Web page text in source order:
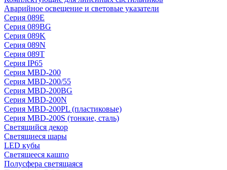
Аварийное освещение и световые указатели
Серия 089E
Серия 089BG
Серия 089K
Серия 089N
Серия 089T
Серия IP65
Серия MBD-200
Серия MBD-200/55
Серия MBD-200BG
Серия MBD-200N
Серия MBD-200PL (пластиковые)
Серия MBD-200S (тонкие, сталь)
Светящийся декор
Светящиеся шары
LED кубы
Светящееся кашпо
Полусфера светящаяся